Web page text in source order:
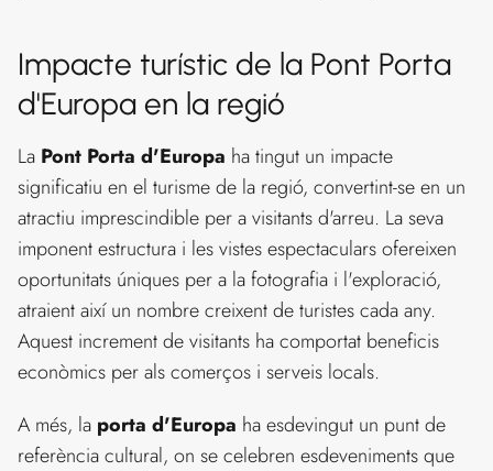
Impacte turístic de la Pont Porta
d'Europa en la regió
La Pont Porta d'Europa ha tingut un impacte
significatiu en el turisme de la regió, convertint-se en un
atractiu imprescindible per a visitants d'arreu. La seva
imponent estructura i les vistes espectaculars ofereixen
oportunitats úniques per a la fotografia i l'exploració,
atraient així un nombre creixent de turistes cada any.
Aquest increment de visitants ha comportat beneficis
econòmics per als comerços i serveis locals.
A més, la porta d'Europa ha esdevingut un punt de
referència cultural, on se celebren esdeveniments que